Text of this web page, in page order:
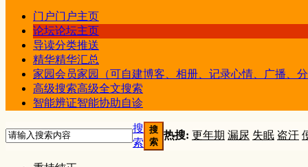
门户门户主页
论坛论坛主页
导读分类推送
精华精华汇总
家园会员家园（可自建博客、相册、记录心情、广播、
高级搜索高级全文搜索
智能辨证智能协助自诊
搜
索
搜
索
热搜: 更年期 漏尿 失眠 盗汗